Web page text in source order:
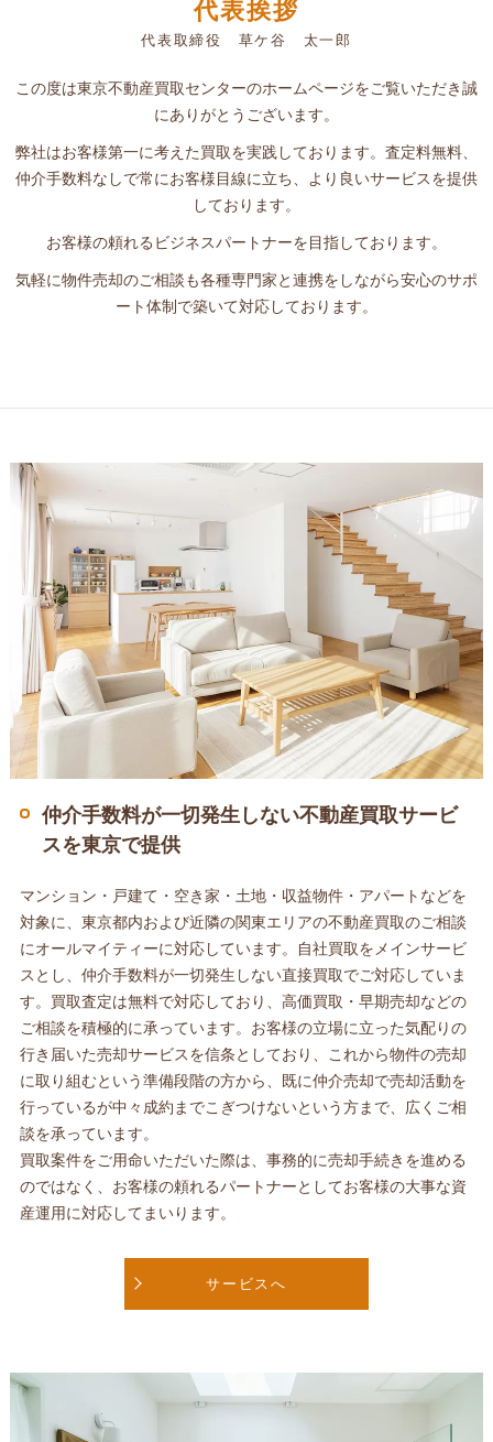
代表挨拶
代表取締役 草ケ谷 太一郎
この度は東京不動産買取センターのホームページをご覧いただき誠
にありがとうございます。
弊社はお客様第一に考えた買取を実践しております。査定料無料、
仲介手数料なしで常にお客様目線に立ち、より良いサービスを提供
しております。
お客様の頼れるビジネスパートナーを目指しております。
気軽に物件売却のご相談も各種専門家と連携をしながら安心のサポ
ート体制で築いて対応しております。
仲介手数料が一切発生しない不動産買取サービ
スを東京で提供
マンション・戸建て・空き家・土地・収益物件・アパートなどを
対象に、東京都内および近隣の関東エリアの不動産買取のご相談
にオールマイティーに対応しています。自社買取をメインサービ
スとし、仲介手数料が一切発生しない直接買取でご対応していま
す。買取査定は無料で対応しており、高価買取・早期売却などの
ご相談を積極的に承っています。お客様の立場に立った気配りの
行き届いた売却サービスを信条としており、これから物件の売却
に取り組むという準備段階の方から、既に仲介売却で売却活動を
行っているが中々成約までこぎつけないという方まで、広くご相
談を承っています。
買取案件をご用命いただいた際は、事務的に売却手続きを進める
のではなく、お客様の頼れるパートナーとしてお客様の大事な資
産運用に対応してまいります。
サービスへ